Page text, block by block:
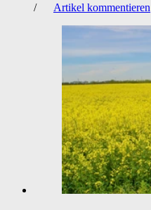
/
Artikel kommentieren